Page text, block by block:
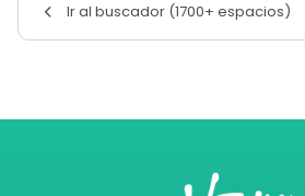
Ir al buscador (1700+ espacios)